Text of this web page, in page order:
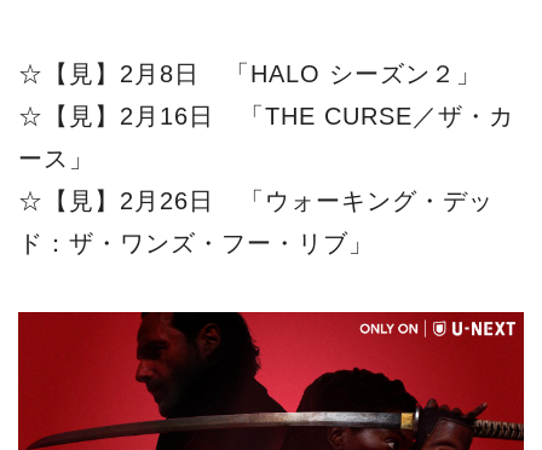
☆【見】2月8日 「HALO シーズン２」
☆【見】2月16日 「THE CURSE／ザ・カ
ース」
☆【見】2月26日 「ウォーキング・デッ
ド：ザ・ワンズ・フー・リブ」